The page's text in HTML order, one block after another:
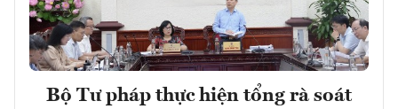
Bộ Tư pháp thực hiện tổng rà soát